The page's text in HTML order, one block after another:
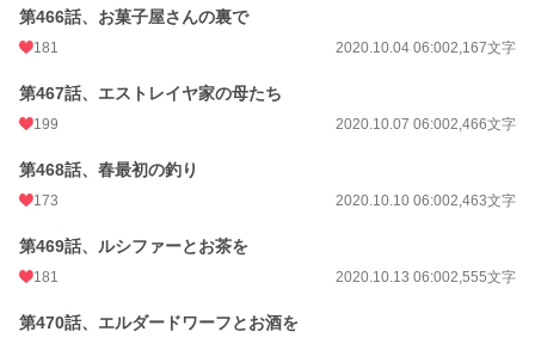
第466話、お菓子屋さんの裏で
181 2020.10.04 06:002,167文字
第467話、エストレイヤ家の母たち
199 2020.10.07 06:002,466文字
第468話、春最初の釣り
173 2020.10.10 06:002,463文字
第469話、ルシファーとお茶を
181 2020.10.13 06:002,555文字
第470話、エルダードワーフとお酒を